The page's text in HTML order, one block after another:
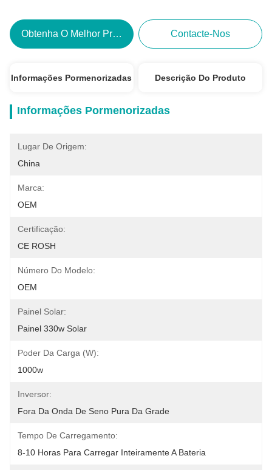
Obtenha O Melhor Preço Contacte-Nos
Informações Pormenorizadas Descrição Do Produto
Informações Pormenorizadas
Lugar De Origem:
China
Marca:
OEM
Certificação:
CE ROSH
Número Do Modelo:
OEM
Painel Solar:
Painel 330w Solar
Poder Da Carga (W):
1000w
Inversor:
Fora Da Onda De Seno Pura Da Grade
Tempo De Carregamento:
8-10 Horas Para Carregar Inteiramente A Bateria